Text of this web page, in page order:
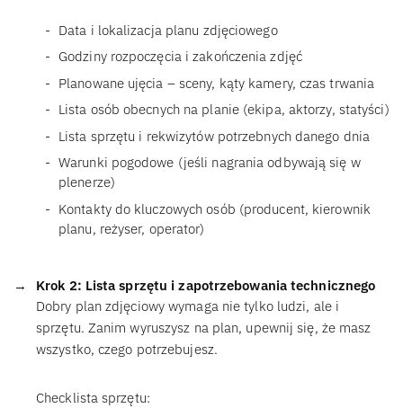
Data i lokalizacja planu zdjęciowego
Godziny rozpoczęcia i zakończenia zdjęć
Planowane ujęcia – sceny, kąty kamery, czas trwania
Lista osób obecnych na planie (ekipa, aktorzy, statyści)
Lista sprzętu i rekwizytów potrzebnych danego dnia
Warunki pogodowe (jeśli nagrania odbywają się w
plenerze)
Kontakty do kluczowych osób (producent, kierownik
planu, reżyser, operator)
Krok 2: Lista sprzętu i zapotrzebowania technicznego
Dobry plan zdjęciowy wymaga nie tylko ludzi, ale i
sprzętu. Zanim wyruszysz na plan, upewnij się, że masz
wszystko, czego potrzebujesz.
Checklista sprzętu: